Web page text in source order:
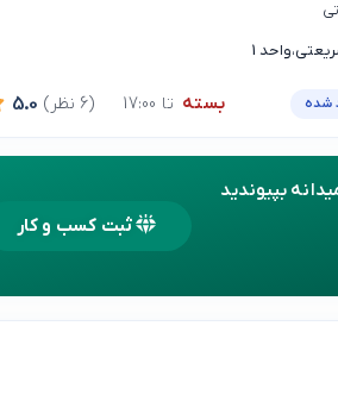
1
شده بسته تا 17:00 5.0 (6 نظر)
بپیوندید
ثبت کسب و کار